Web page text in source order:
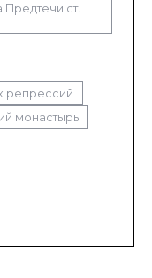
ст.
репрессий
монастырь